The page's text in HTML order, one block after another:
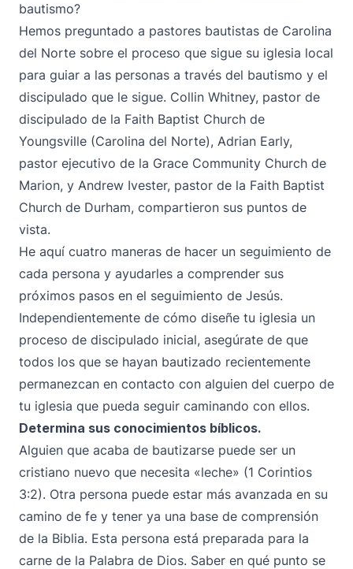
bautismo?
Hemos preguntado a pastores bautistas de Carolina
del Norte sobre el proceso que sigue su iglesia local
para guiar a las personas a través del bautismo y el
discipulado que le sigue. Collin Whitney, pastor de
discipulado de la Faith Baptist Church de
Youngsville (Carolina del Norte), Adrian Early,
pastor ejecutivo de la Grace Community Church de
Marion, y Andrew Ivester, pastor de la Faith Baptist
Church de Durham, compartieron sus puntos de
vista.
He aquí cuatro maneras de hacer un seguimiento de
cada persona y ayudarles a comprender sus
próximos pasos en el seguimiento de Jesús.
Independientemente de cómo diseñe tu iglesia un
proceso de discipulado inicial, asegúrate de que
todos los que se hayan bautizado recientemente
permanezcan en contacto con alguien del cuerpo de
tu iglesia que pueda seguir caminando con ellos.
Determina sus conocimientos bíblicos.
Alguien que acaba de bautizarse puede ser un
cristiano nuevo que necesita «leche» (1 Corintios
3:2). Otra persona puede estar más avanzada en su
camino de fe y tener ya una base de comprensión
de la Biblia. Esta persona está preparada para la
carne de la Palabra de Dios. Saber en qué punto se